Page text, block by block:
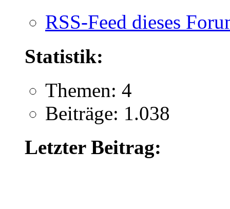
RSS-Feed dieses
Statistik:
Themen: 4
Beiträge: 1.038
Letzter Beitrag: